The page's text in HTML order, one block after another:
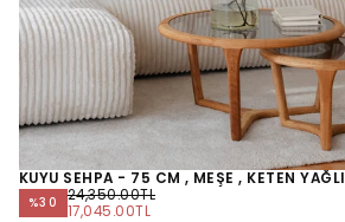
KUYU SEHPA - 75 CM , MEŞE , KETEN YAĞLI
%30
NORMAL
FIYAT
24,350.00TL
İNDIRIMLI
17,045.00TL